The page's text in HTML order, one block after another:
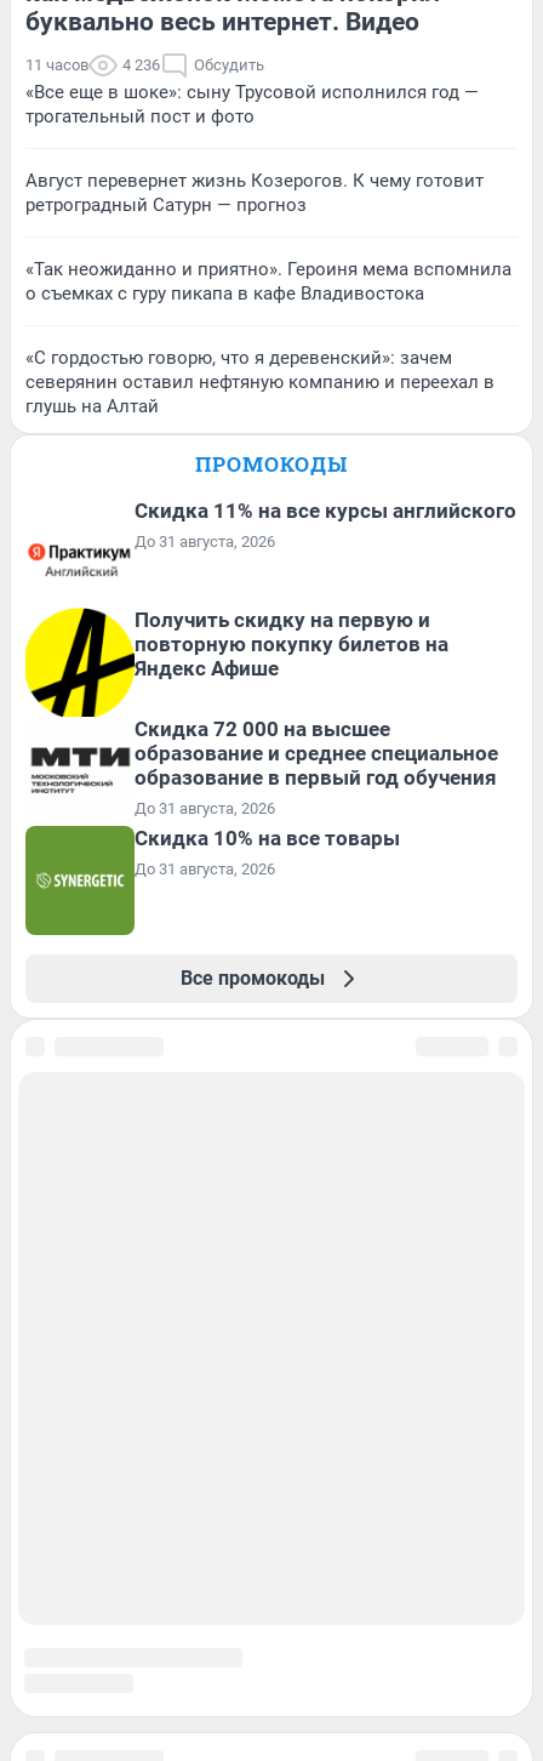
буквально весь интернет. Видео
11 часов 4 236 Обсудить
«Все еще в шоке»: сыну Трусовой исполнился год —
трогательный пост и фото
Август перевернет жизнь Козерогов. К чему готовит
ретроградный Сатурн — прогноз
«Так неожиданно и приятно». Героиня мема вспомнила
о съемках с гуру пикапа в кафе Владивостока
«С гордостью говорю, что я деревенский»: зачем
северянин оставил нефтяную компанию и переехал в
глушь на Алтай
ПРОМОКОДЫ
Скидка 11% на все курсы английского
До 31 августа, 2026
Получить скидку на первую и
повторную покупку билетов на
Яндекс Афише
Скидка 72 000 на высшее
образование и среднее специальное
образование в первый год обучения
До 31 августа, 2026
Скидка 10% на все товары
До 31 августа, 2026
Все промокоды